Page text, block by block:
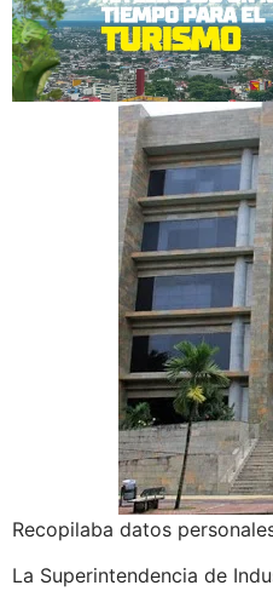
Recopilaba datos
La Superintendencia de